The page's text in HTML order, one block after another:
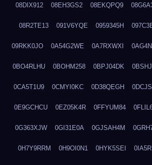
08DIX912 08EH3GS2 08EKQPQ9
08R2TE13 091V6YQE 0959345H
09RKK0JO 0A54G2WE 0A7RXWXI
0BO4RLHU 0BOHM258 0BPJ04DK
0CA5T1U9 0CMYI0KC 0D38QEGH
0E9GCHCU 0EZ05K4R 0FFYUM84
0G363XJW 0GI31E0A 0GJSAH4M
0H7Y9RRM 0H9OI0N1 0HYK5SEI